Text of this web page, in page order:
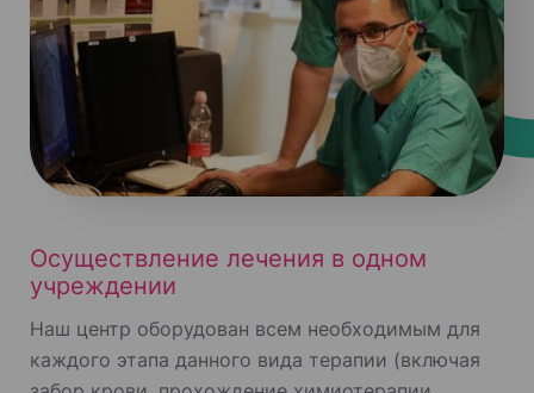
Осуществление лечения в одном
учреждении
Наш центр оборудован всем необходимым для
каждого этапа данного вида терапии (включая